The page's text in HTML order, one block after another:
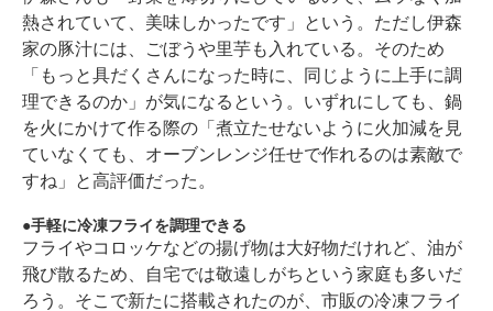
熱されていて、美味しかったです」という。ただし伊森
家の豚汁には、ごぼうや里芋も入れている。そのため
「もっと具だくさんになった時に、同じように上手に調
理できるのか」が気になるという。いずれにしても、鍋
を火にかけて作る際の「煮立たせないように火加減を見
ていなくても、オーブンレンジ任せで作れるのは素敵で
すね」と高評価だった。
手軽に冷凍フライを調理できる
フライやコロッケなどの揚げ物は大好物だけれど、油が
飛び散るため、自宅では敬遠しがちという家庭も多いだ
ろう。そこで新たに搭載されたのが、市販の冷凍フライ